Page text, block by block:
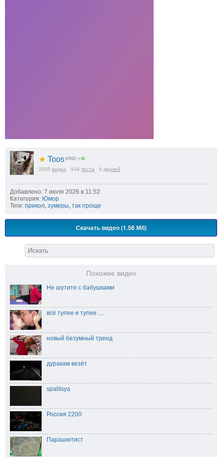
★ Toos 67915 | +48
2035 видео 934 поста 6 друзей
Добавлено: 7 июля 2026 в 11:52
Категория: Юмор
Теги: прикол зумеры так проще
Скачать видео (1.56 Мб)
Похожее видео
Не шутите с бабушками
всё тупее и тупее ....
новый безумный тренд
дуракам везёт
spalilsya
Россия 2200
Парашютист